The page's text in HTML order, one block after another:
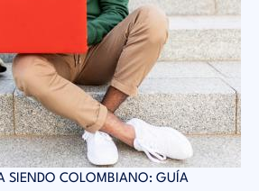
SIENDO COLOMBIANO: GUÍA